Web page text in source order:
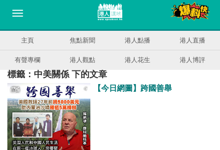
主頁 焦點新聞 港人點播 港人直播
有聲專欄 港人觀點 港人花生 港人博評
標籤：中美關係 下的文章
【今日網圖】跨國善舉